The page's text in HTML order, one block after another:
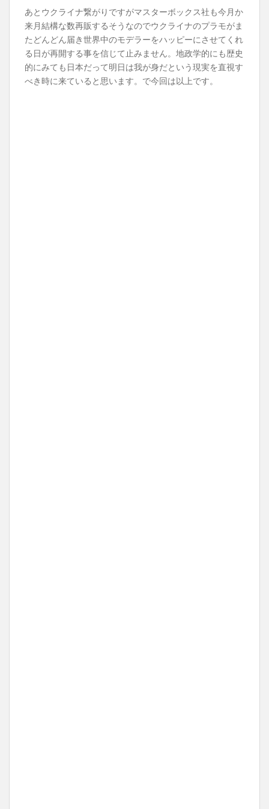
あとウクライナ繋がりですがマスターボックス社も今月か
来月結構な数再販するそうなのでウクライナのプラモがま
たどんどん届き世界中のモデラーをハッピーにさせてくれ
る日が再開する事を信じて止みません。地政学的にも歴史
的にみても日本だって明日は我が身だという現実を直視す
べき時に来ていると思います。で今回は以上です。